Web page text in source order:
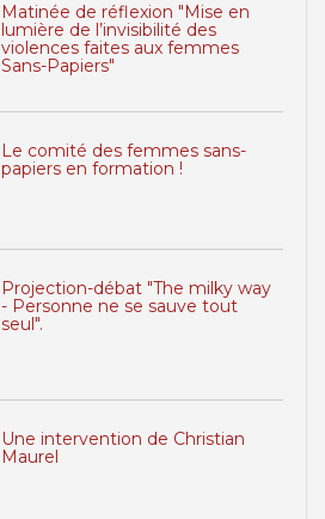
Matinée de réflexion "Mise en
lumière de l’invisibilité des
violences faites aux femmes
Sans-Papiers"
Le comité des femmes sans-
papiers en formation !
Projection-débat "The milky way
- Personne ne se sauve tout
seul".
Une intervention de Christian
Maurel